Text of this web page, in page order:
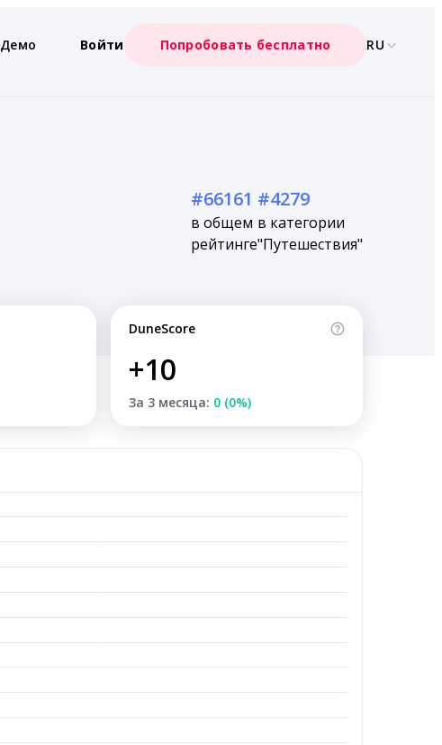
Демо Войти Попробовать бесплатно RU
#66161
в общем
рейтинге
#4279
в категории
"Путешествия"
DuneScore
+10
За 3 месяца: 0 (0%)